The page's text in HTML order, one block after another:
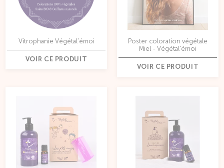
Vitrophanie Végétal'émoi
VOIR CE PRODUIT
Poster coloration végétale
Miel - Végétal'émoi
VOIR CE PRODUIT